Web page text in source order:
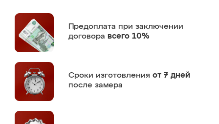
Предоплата при заключении
договора всего 10%
Сроки изготовления от 7 дней
после замера